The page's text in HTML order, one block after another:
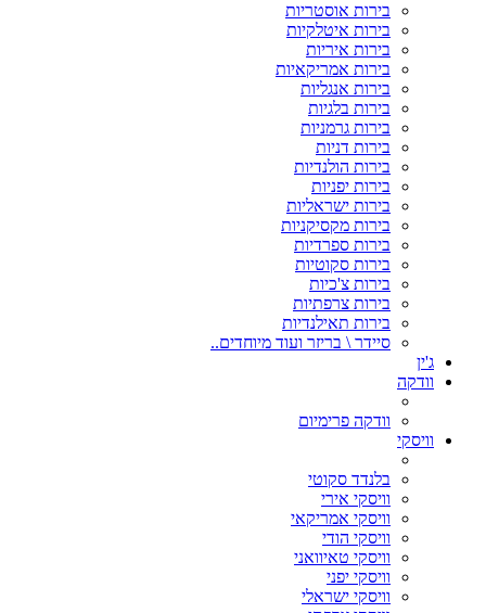
בירות אוסטריות
בירות איטלקיות
בירות איריות
בירות אמריקאיות
בירות אנגליות
בירות בלגיות
בירות גרמניות
בירות דניות
בירות הולנדיות
בירות יפניות
בירות ישראליות
בירות מקסיקניות
בירות ספרדיות
בירות סקוטיות
בירות צ'כיות
בירות צרפתיות
בירות תאילנדיות
סיידר \ בריזר ועוד מיוחדים..
ג'ין
וודקה
וודקה פרימיום
וויסקי
בלנדד סקוטי
וויסקי אירי
וויסקי אמריקאי
וויסקי הודי
וויסקי טאיוואני
וויסקי יפני
וויסקי ישראלי